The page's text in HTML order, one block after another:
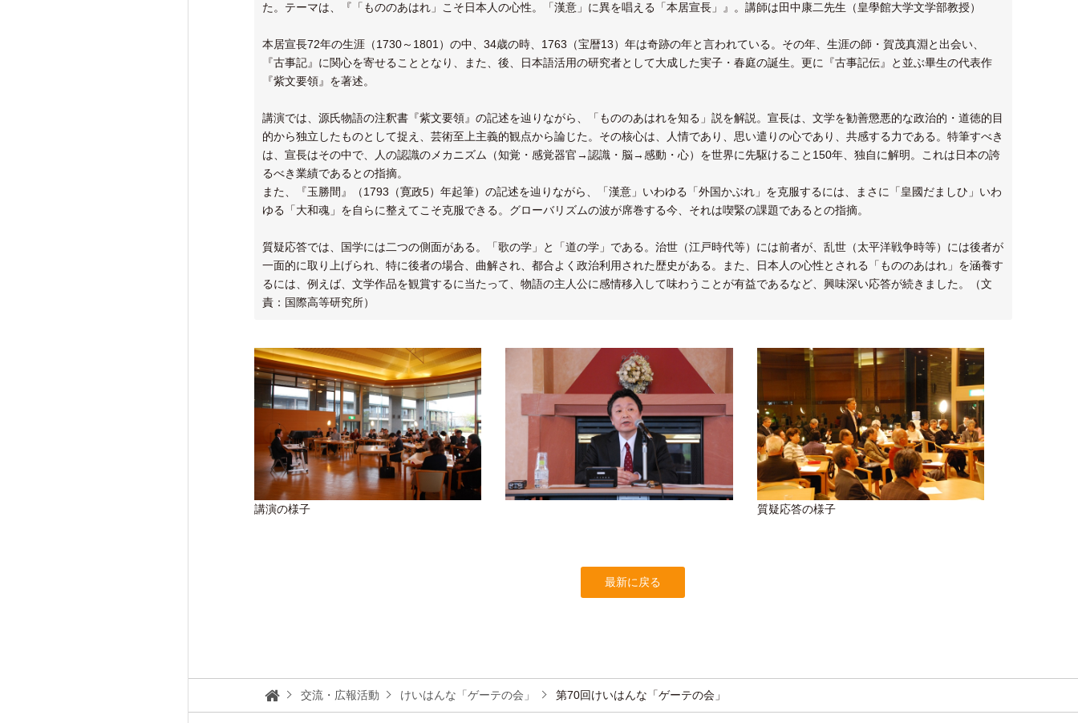
た。テーマは、『「もののあはれ」こそ日本人の心性。「漢意」に異を唱える「本居宣長」』。講師は田中康二先生（皇學館大学文学部教授）
本居宣長72年の生涯（1730～1801）の中、34歳の時、1763（宝暦13）年は奇跡の年と言われている。その年、生涯の師・賀茂真淵と出会い、
『古事記』に関心を寄せることとなり、また、後、日本語活用の研究者として大成した実子・春庭の誕生。更に『古事記伝』と並ぶ畢生の代表作
『紫文要領』を著述。
講演では、源氏物語の注釈書『紫文要領』の記述を辿りながら、「もののあはれを知る」説を解説。宣長は、文学を勧善懲悪的な政治的・道徳的目
的から独立したものとして捉え、芸術至上主義的観点から論じた。その核心は、人情であり、思い遣りの心であり、共感する力である。特筆すべき
は、宣長はその中で、人の認識のメカニズム（知覚・感覚器官→認識・脳→感動・心）を世界に先駆けること150年、独自に解明。これは日本の誇
るべき業績であるとの指摘。
また、『玉勝間』（1793（寛政5）年起筆）の記述を辿りながら、「漢意」いわゆる「外国かぶれ」を克服するには、まさに「皇國だましひ」いわ
ゆる「大和魂」を自らに整えてこそ克服できる。グローバリズムの波が席巻する今、それは喫緊の課題であるとの指摘。
質疑応答では、国学には二つの側面がある。「歌の学」と「道の学」である。治世（江戸時代等）には前者が、乱世（太平洋戦争時等）には後者が
一面的に取り上げられ、特に後者の場合、曲解され、都合よく政治利用された歴史がある。また、日本人の心性とされる「もののあはれ」を涵養す
るには、例えば、文学作品を観賞するに当たって、物語の主人公に感情移入して味わうことが有益であるなど、興味深い応答が続きました。（文
責：国際高等研究所）
講演の様子 質疑応答の様子
最新に戻る
交流・広報活動 けいはんな「ゲーテの会」 第70回けいはんな「ゲーテの会」